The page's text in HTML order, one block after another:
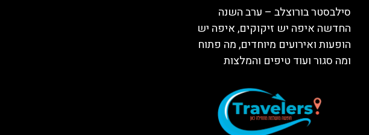
סילבסטר בורוצלב – ערב השנה
החדשה איפה יש זיקוקים, איפה יש
הופעות ואירועים מיוחדים, מה פתוח
ומה סגור ועוד טיפים והמלצות